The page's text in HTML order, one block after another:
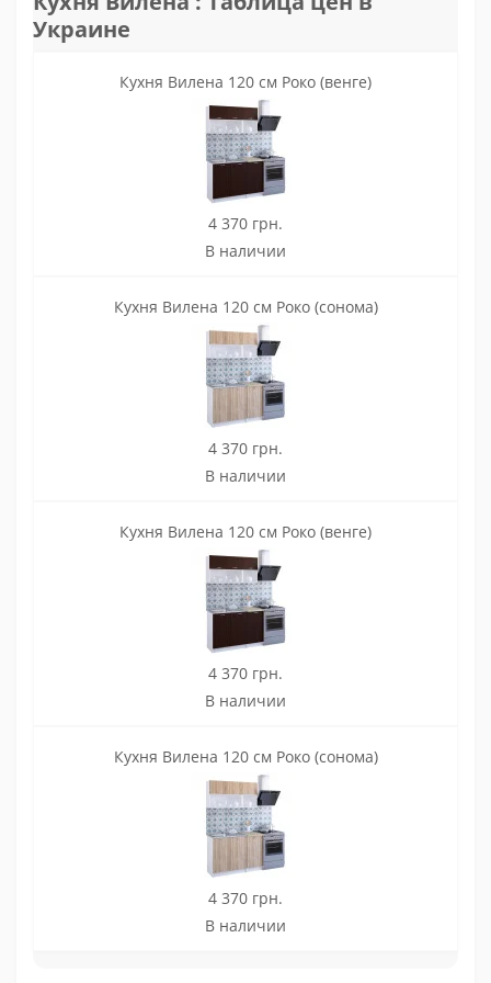
Украине
Кухня Вилена 120 см Роко (венге)
4 370 грн.
В наличии
Кухня Вилена 120 см Роко (сонома)
4 370 грн.
В наличии
Кухня Вилена 120 см Роко (венге)
4 370 грн.
В наличии
Кухня Вилена 120 см Роко (сонома)
4 370 грн.
В наличии